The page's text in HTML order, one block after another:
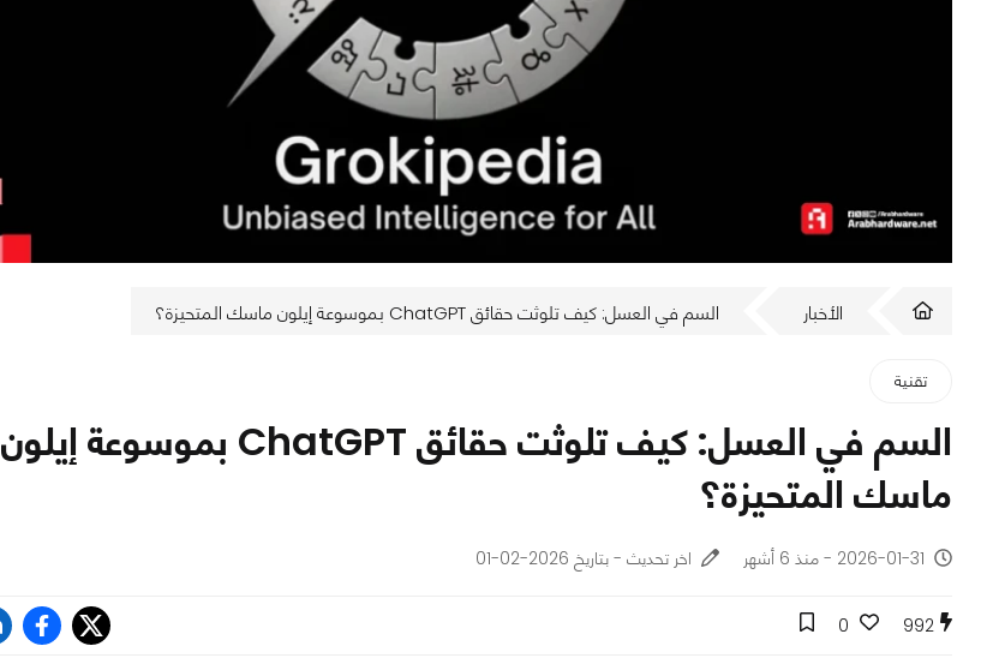
الأخبار السم في العسل: كيف تلوثت حقائق ChatGPT بموسوعة إيلون ماسك المتحيزة؟
تقنية
السم في العسل: كيف تلوثت حقائق ChatGPT بموسوعة إيلون
ماسك المتحيزة؟
2026-01-31 - منذ 6 أشهر اخر تحديث - بتاريخ 2026-02-01
992
0